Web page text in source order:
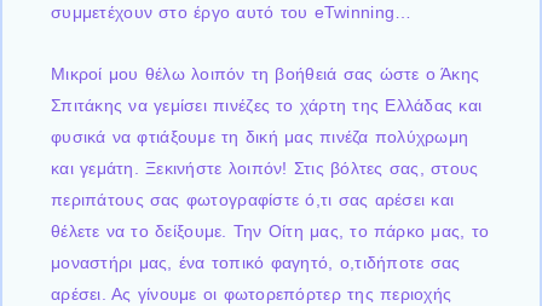
συμμετέχουν στο έργο αυτό του eTwinning…
Μικροί μου θέλω λοιπόν τη βοήθειά σας ώστε ο Άκης
Σπιτάκης να γεμίσει πινέζες το χάρτη της Ελλάδας και
φυσικά να φτιάξουμε τη δική μας πινέζα πολύχρωμη
και γεμάτη. Ξεκινήστε λοιπόν! Στις βόλτες σας, στους
περιπάτους σας φωτογραφίστε ό,τι σας αρέσει και
θέλετε να το δείξουμε. Την Οίτη μας, το πάρκο μας, το
μοναστήρι μας, ένα τοπικό φαγητό, ο,τιδήποτε σας
αρέσει. Ας γίνουμε οι φωτορεπόρτερ της περιοχής